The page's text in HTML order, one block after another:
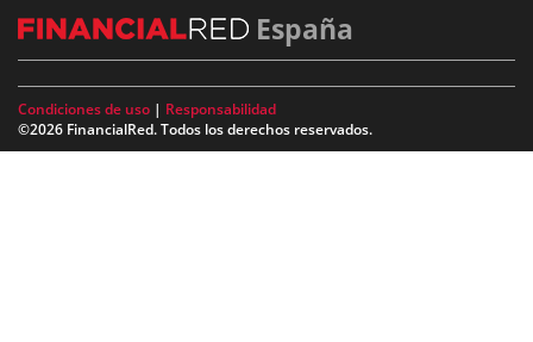
España
Condiciones de uso | Responsabilidad
©2026 FinancialRed. Todos los derechos reservados.